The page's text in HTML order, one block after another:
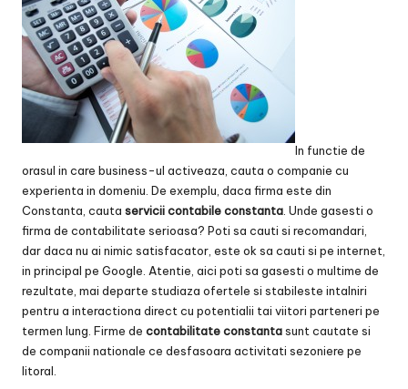
In functie de
orasul in care business-ul activeaza, cauta o companie cu
experienta in domeniu. De exemplu, daca firma este din
Constanta, cauta servicii contabile constanta . Unde gasesti o
firma de contabilitate serioasa? Poti sa cauti si recomandari,
dar daca nu ai nimic satisfacator, este ok sa cauti si pe internet,
in principal pe Google. Atentie, aici poti sa gasesti o multime de
rezultate, mai departe studiaza ofertele si stabileste intalniri
pentru a interactiona direct cu potentialii tai viitori parteneri pe
termen lung. Firme de contabilitate constantasunt cautate si
de companii nationale ce desfasoara activitati sezoniere pe
litoral.